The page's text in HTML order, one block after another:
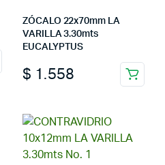
ZÓCALO 22x70mm LA
VARILLA 3.30mts
EUCALYPTUS
$ 1.558